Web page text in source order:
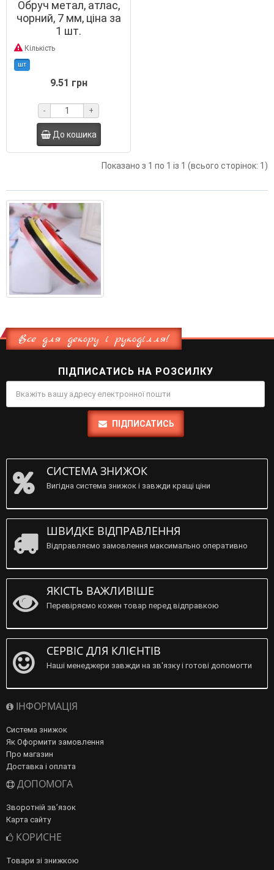
Обруч метал, атлас,
чорний, 7 мм, ціна за
1 шт.
Кількість
шт
9.51 грн
- +
До кошика
Показано з 1 по 1 із 1 (всього сторінок: 1)
Все для декору і рукоділля!
ПІДПИСАТИСЬ НА РОЗСИЛКУ
ПІДПИСАТИСЬ
СИСТЕМА ЗНИЖОК
Вигідна система знижок і завжди кращі ціни
ШВИДКЕ ВІДПРАВЛЕННЯ
Відправляємо замовлення максимально оперативно
ЯКІСТЬ ВАЖЛИВІШЕ
Перевіряємо кожен товар перед відправкою
СЕРВІС ДЛЯ КЛІЄНТІВ
Наші менеджери завжди на зв'язку і готові допомогти
ІНФОРМАЦІЯ
Система знижок
Як Оформити замовлення
Про магазин
Доставка і оплата
ДОПОМОГА
Зворотній зв’язок
Карта сайту
КОРИСНЕ
Товари зі знижкою